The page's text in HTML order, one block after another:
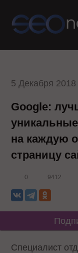
5 Декабря 2018
Google:
на каждую
страницу
0 9412
Специалист